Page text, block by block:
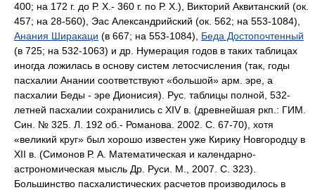
400; на 172 г. до Р. Х.- 360 г. по Р. Х.), Викторий Аквитанский (ок.
457; на 28-560), Эас Александрийский (ок. 562; на 553-1084),
Анания Ширакаци (в 667; на 553-1084), Беда Достопочтенный
(в 725; на 532-1063) и др. Нумерация годов в таких таблицах
иногда ложилась в основу систем летосчисления (так, годы
пасхалии Анании соответствуют «большой» арм. эре, а
пасхалии Беды - эре Дионисия). Рус. таблицы полной, 532-
летней пасхалии сохранились с XIV в. (древнейшая ркп.: ГИМ.
Син. № 325. Л. 192 об.- Романова. 2002. С. 67-70), хотя
«великий круг» был хорошо известен уже Кирику Новгородцу в
XII в. (Симонов Р. А. Математическая и календарно-
астрономическая мысль Др. Руси. М., 2007. С. 323).
Большинство пасхалистических расчетов производилось в